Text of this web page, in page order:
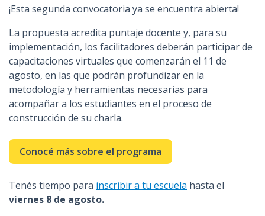
¡Esta segunda convocatoria ya se encuentra abierta!
La propuesta acredita puntaje docente y, para su
implementación, los facilitadores deberán participar de
capacitaciones virtuales que comenzarán el 11 de
agosto, en las que podrán profundizar en la
metodología y herramientas necesarias para
acompañar a los estudiantes en el proceso de
construcción de su charla.
Conocé más sobre el programa
Tenés tiempo para inscribir a tu escuela hasta el
viernes 8 de agosto.